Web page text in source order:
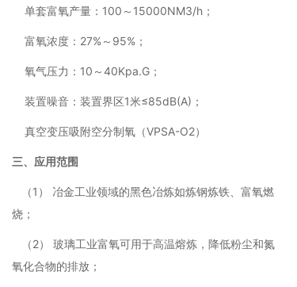
单套富氧产量：100～15000NM3/h；
富氧浓度：27%～95%；
氧气压力：10～40Kpa.G；
装置噪音：装置界区1米≤85dB(A)；
真空变压吸附空分制氧（VPSA-O2）
三、应用范围
（1） 冶金工业领域的黑色冶炼如炼钢炼铁、富氧燃
烧；
（2） 玻璃工业富氧可用于高温熔炼，降低粉尘和氮
氧化合物的排放；